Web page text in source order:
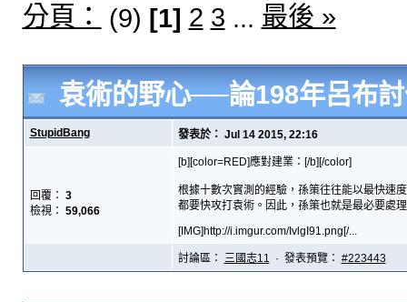
分頁： (9) [1] 2 3 ... 最後 »
袁術的野心──論198年呂布
StupidBang 發表於： Jul 14 2015, 22:16
回覆： 3
檢視： 59,066
[b][color=RED]應對建業：[/b][/color]
根據十數次實測的經驗，孫策往往能以最快速
都要快攻打袁術。因此，孫策也就是最必要處
[IMG]http://i.imgur.com/IvlgI91.png[/...
討論區： 三國志11 · 發表預覽： #223443